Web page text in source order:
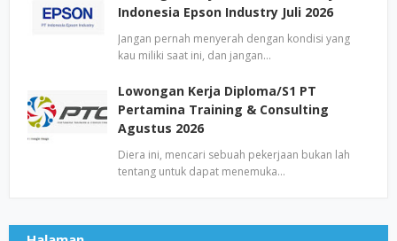
Indonesia Epson Industry Juli 2026
Jangan pernah menyerah dengan kondisi yang
kau miliki saat ini, dan jangan…
Lowongan Kerja Diploma/S1 PT
Pertamina Training & Consulting
Agustus 2026
Diera ini, mencari sebuah pekerjaan bukan lah
tentang untuk dapat menemuka…